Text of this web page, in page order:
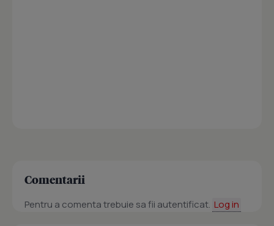
Comentarii
Pentru a comenta trebuie sa fii autentificat. Log in